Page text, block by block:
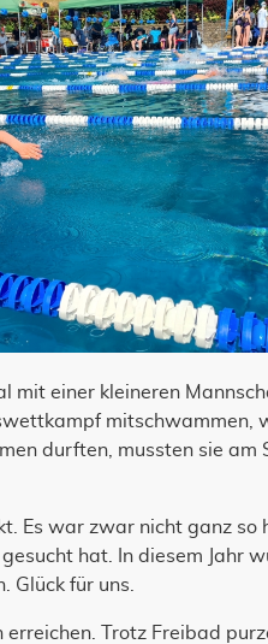
mit einer kleineren
mitschwammen,
durften, mussten sie
Es war zwar nicht ganz so
hat. In diesem Jahr
Glück für uns.
Trotz Freibad